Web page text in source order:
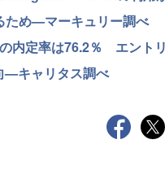
ため—マーキュリー調べ
内定率は76.2％ エント
—キャリタス調べ